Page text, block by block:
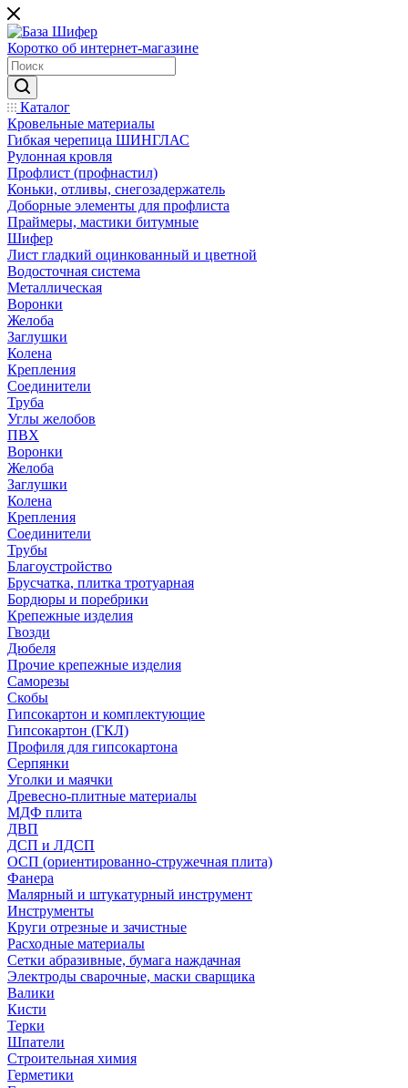
Коротко об интернет-магазине
Каталог
Кровельные материалы
Гибкая черепица ШИНГЛАС
Рулонная кровля
Профлист (профнастил)
Коньки, отливы, снегозадержатель
Доборные элементы для профлиста
Праймеры, мастики битумные
Шифер
Лист гладкий оцинкованный и цветной
Водосточная система
Металлическая
Воронки
Желоба
Заглушки
Колена
Крепления
Соединители
Труба
Углы желобов
ПВХ
Воронки
Желоба
Заглушки
Колена
Крепления
Соединители
Трубы
Благоустройство
Брусчатка, плитка тротуарная
Бордюры и поребрики
Крепежные изделия
Гвозди
Дюбеля
Прочие крепежные изделия
Саморезы
Скобы
Гипсокартон и комплектующие
Гипсокартон (ГКЛ)
Профиля для гипсокартона
Серпянки
Уголки и маячки
Древесно-плитные материалы
МДФ плита
ДВП
ДСП и ЛДСП
ОСП (ориентированно-стружечная плита)
Фанера
Малярный и штукатурный инструмент
Инструменты
Круги отрезные и зачистные
Расходные материалы
Сетки абразивные, бумага наждачная
Электроды сварочные, маски сварщика
Валики
Кисти
Терки
Шпатели
Строительная химия
Герметики